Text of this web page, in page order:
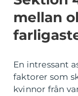
mellan
En intressant
faktorer som
kvinnor från